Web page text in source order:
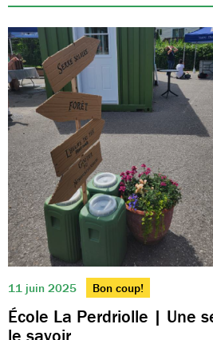
11 juin 2025 Bon coup!
École La Perdriolle | Une
le savoir